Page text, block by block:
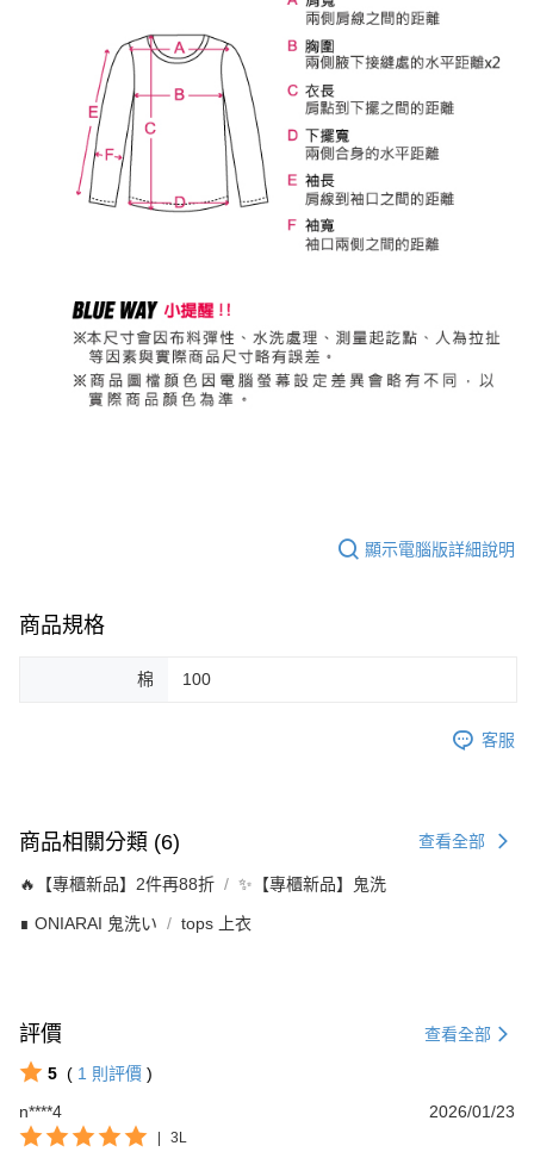
顯示電腦版詳細說明
商品規格
棉 100
客服
商品相關分類 (6) 查看全部
🔥【專櫃新品】2件再88折 ✨【專櫃新品】鬼洗
∎ ONIARAI 鬼洗い tops 上衣
評價 查看全部
5 ( 1 則評價 )
n****4
2026/01/23
3L